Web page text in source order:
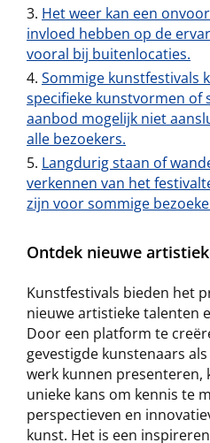
Het weer kan een
invloed hebben op de
vooral bij buitenlocaties.
Sommige kunstfestivals
specifieke kunstvormen of
aanbod mogelijk niet
alle bezoekers.
Langdurig staan of
verkennen van het
zijn voor sommige
Ontdek nieuwe
Kunstfestivals bieden het
nieuwe artistieke talenten
Door een platform te
gevestigde kunstenaars
werk kunnen presenteren,
unieke kans om kennis te
perspectieven en
kunst. Het is een